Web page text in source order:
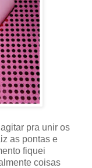
pra unir os
as pontas e
fiquei
coisas